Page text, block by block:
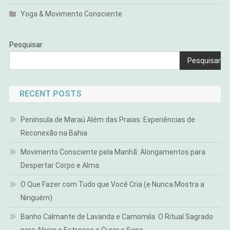
Yoga & Movimento Consciente
Pesquisar
Pesquisar
RECENT POSTS
Península de Maraú Além das Praias: Experiências de
Reconexão na Bahia
Movimento Consciente pela Manhã: Alongamentos para
Despertar Corpo e Alma
O Que Fazer com Tudo que Você Cria (e Nunca Mostra a
Ninguém)
Banho Calmante de Lavanda e Camomila: O Ritual Sagrado